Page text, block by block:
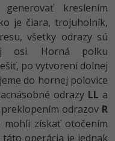
kreslením
je čiara, trojuholník,
všetky odrazy sú
osi. Horná polku
po vytvorení dolnej
do hornej polovice
odrazy LL a
odrazov R
získať otočením
operácia je jednak